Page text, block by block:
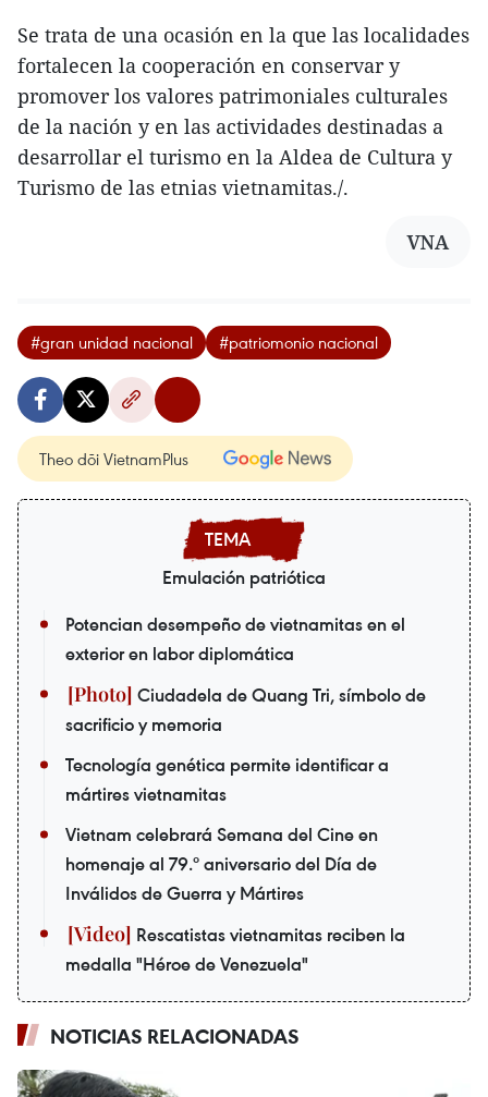
Se trata de una ocasión en la que las localidades
fortalecen la cooperación en conservar y
promover los valores patrimoniales culturales
de la nación y en las actividades destinadas a
desarrollar el turismo en la Aldea de Cultura y
Turismo de las etnias vietnamitas./.
VNA
#gran unidad nacional #patriomonio nacional
Theo dõi VietnamPlus
Emulación patriótica
Potencian desempeño de vietnamitas en el
exterior en labor diplomática
Ciudadela de Quang Tri, símbolo de
sacrificio y memoria
Tecnología genética permite identificar a
mártires vietnamitas
Vietnam celebrará Semana del Cine en
homenaje al 79.º aniversario del Día de
Inválidos de Guerra y Mártires
Rescatistas vietnamitas reciben la
medalla "Héroe de Venezuela"
NOTICIAS RELACIONADAS